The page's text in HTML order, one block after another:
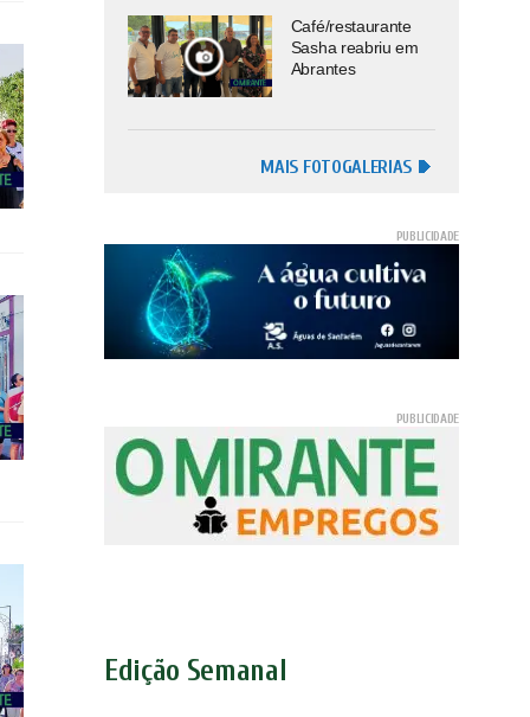
Café/restaurante
Sasha reabriu em
Abrantes
MAIS FOTOGALERIAS
Edição Semanal